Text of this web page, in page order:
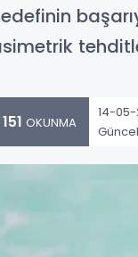
151 OKUNMA
14-05-